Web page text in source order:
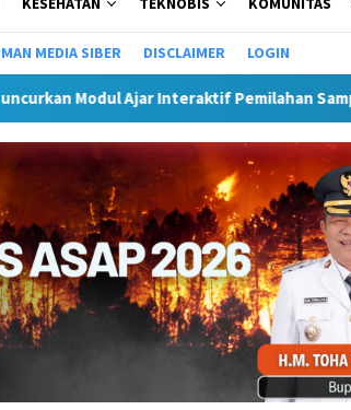
MEDIA SIBER DISCLAIMER LOGIN
Pemilahan Sampah untuk Anaj Usia Dini